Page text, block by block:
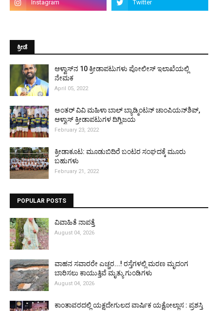
ಕ್ರೀಡೆ
ಆಳ್ವಾಸ್‌ನ 10 ಕ್ರೀಡಾಪಟುಗಳು ಪೋಲೀಸ್ ಇಲಾಖೆಯಲ್ಲಿ
ನೇಮಕ
April 05, 2022
ಅಂತರ್ ವಿವಿ ಮಹಿಳಾ ಬಾಲ್ ಬ್ಯಾಡ್ಮಿಂಟನ್ ಚಾಂಪಿಯನ್‌ಶಿಪ್,
ಆಳ್ವಾಸ್ ಕ್ರೀಡಾಪಟುಗಳ ದಿಗ್ವಿಜಯ
February 23, 2022
ಕ್ರೀಡಾಕೂಟ: ಮೂಡುಬಿದಿರೆ ಬಂಟರ ಸಂಘದಕ್ಕೆ ಮೂರು
ಬಹುಗಳು
February 21, 2022
POPULAR POSTS
ವಿವಾಹಿತೆ ನಾಪತ್ತೆ
August 04, 2026
ವಾಹನ ಸವಾರರೇ ಎಚ್ಚರ...! ರಸ್ತೆಗಳಲ್ಲಿ ಮರಣ ಮೃದಂಗ
ಬಾರಿಸಲು ಕಾಯುತ್ತಿವೆ ಮೃತ್ಯು ಗುಂಡಿಗಳು
August 04, 2026
ಕಾಂತಾವರದಲ್ಲಿ ಯಕ್ಷದೇಗುಲದ ವಾರ್ಷಿಕ ಯಕ್ಷೋಲ್ಲಾಸ : ಪ್ರಶಸ್ತಿ